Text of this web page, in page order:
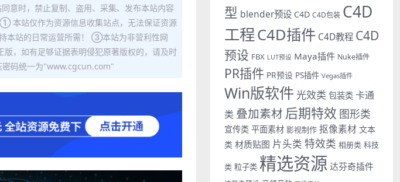
意时，禁止复制、盗用、采集、发布本站内容
本站仅作为资源信息收集站点，无法保证资源
本站的日常运营所需！ ③本站为非营利性网
，如有足够证据表明侵犯原著版权的，请及时
密码统一为"www.cgcun.com"
型 blender预设 C4D C4D包装 C4D
工程C4D插件 C4D教程 C4D
预设 FBX LUT预设 Maya插件 Nuke插件
PR插件 PR预设 PS插件 Vegas插件
Win版软件 光效类 包装类 卡通
类 叠加素材 后期特效 图形类
宣传类 平面素材 影视制作 抠像素材 文本
类 材质贴图 片头类 特效类 相册类 科技
类 粒子类 精选资源 达芬奇插件